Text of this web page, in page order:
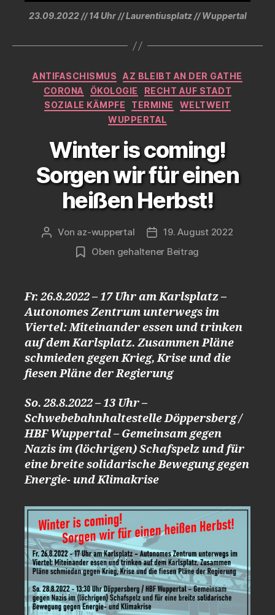
23.09.2022 // 14 Uhr // Laurentiusplatz // Wuppertal
Kategorien
ANTIFASCHISMUS
AZ BLEIBT AN DER GATHE
CORONA
ÖKOLOGIE
RECHT AUF STADT
SOZIALE KÄMPFE
TERMINE
WELTWEIT
WUPPERTAL
Winter is coming!
Sorgen wir für einen
heißen Herbst!
Beitragsautor
Von az-wuppertal Veröffentlichungsdatum
19. August 2022
Oben gehaltener Beitrag
Fr. 26.8.2022 – 17 Uhr am Karlsplatz –
Autonomes Zentrum unterwegs im
Viertel: Miteinander essen und trinken
auf dem Karlsplatz. Zusammen Pläne
schmieden gegen Krieg, Krise und die
fiesen Pläne der Regierung
So. 28.8.2022 – 13 Uhr –
Schwebebahnhaltestelle Döppersberg /
HBF Wuppertal – Gemeinsam gegen
Nazis im (löchrigen) Schafspelz und für
eine breite solidarische Bewegung gegen
Energie- und Klimakrise